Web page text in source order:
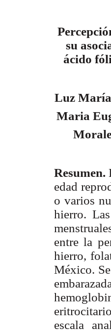
su
ácido
Luz
Maria
Resumen.
edad
o varios
hierro.
entre la
hierro,
México.
escala